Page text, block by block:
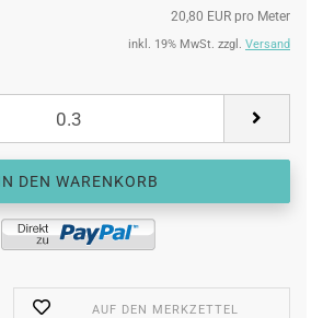
20,80 EUR pro Meter
inkl. 19% MwSt. zzgl. Versand
AUF DEN MERKZETTEL